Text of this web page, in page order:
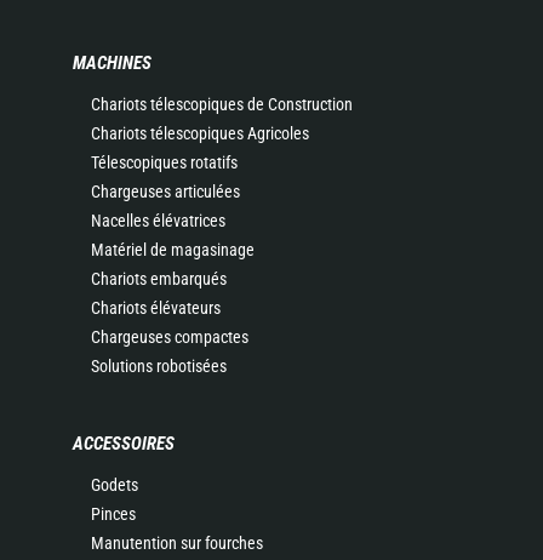
MACHINES
Chariots télescopiques de Construction
Chariots télescopiques Agricoles
Télescopiques rotatifs
Chargeuses articulées
Nacelles élévatrices
Matériel de magasinage
Chariots embarqués
Chariots élévateurs
Chargeuses compactes
Solutions robotisées
ACCESSOIRES
Godets
Pinces
Manutention sur fourches